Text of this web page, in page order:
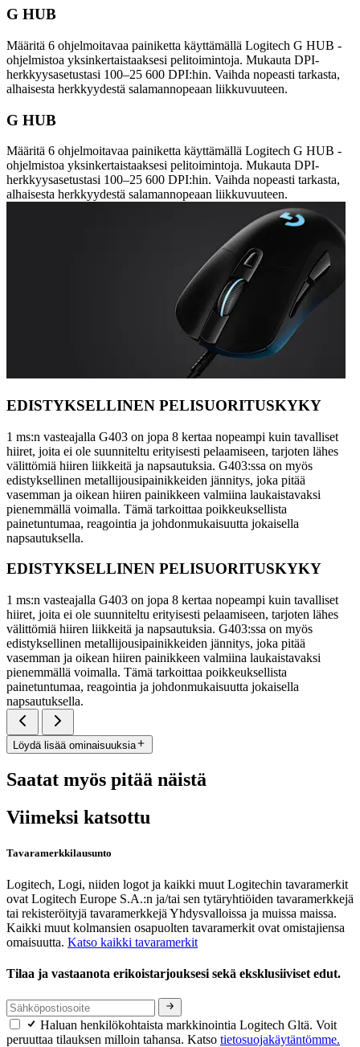
G HUB
Määritä 6 ohjelmoitavaa painiketta käyttämällä Logitech G HUB -
ohjelmistoa yksinkertaistaaksesi pelitoimintoja. Mukauta DPI-
herkkyysasetustasi 100–25 600 DPI:hin. Vaihda nopeasti tarkasta,
alhaisesta herkkyydestä salamannopeaan liikkuvuuteen.
G HUB
Määritä 6 ohjelmoitavaa painiketta käyttämällä Logitech G HUB -
ohjelmistoa yksinkertaistaaksesi pelitoimintoja. Mukauta DPI-
herkkyysasetustasi 100–25 600 DPI:hin. Vaihda nopeasti tarkasta,
alhaisesta herkkyydestä salamannopeaan liikkuvuuteen.
EDISTYKSELLINEN PELISUORITUSKYKY
1 ms:n vasteajalla G403 on jopa 8 kertaa nopeampi kuin tavalliset
hiiret, joita ei ole suunniteltu erityisesti pelaamiseen, tarjoten lähes
välittömiä hiiren liikkeitä ja napsautuksia. G403:ssa on myös
edistyksellinen metallijousipainikkeiden jännitys, joka pitää
vasemman ja oikean hiiren painikkeen valmiina laukaistavaksi
pienemmällä voimalla. Tämä tarkoittaa poikkeuksellista
painetuntumaa, reagointia ja johdonmukaisuutta jokaisella
napsautuksella.
EDISTYKSELLINEN PELISUORITUSKYKY
1 ms:n vasteajalla G403 on jopa 8 kertaa nopeampi kuin tavalliset
hiiret, joita ei ole suunniteltu erityisesti pelaamiseen, tarjoten lähes
välittömiä hiiren liikkeitä ja napsautuksia. G403:ssa on myös
edistyksellinen metallijousipainikkeiden jännitys, joka pitää
vasemman ja oikean hiiren painikkeen valmiina laukaistavaksi
pienemmällä voimalla. Tämä tarkoittaa poikkeuksellista
painetuntumaa, reagointia ja johdonmukaisuutta jokaisella
napsautuksella.
Löydä lisää ominaisuuksia
Saatat myös pitää näistä
Viimeksi katsottu
Tavaramerkkilausunto
Logitech, Logi, niiden logot ja kaikki muut Logitechin tavaramerkit
ovat Logitech Europe S.A.:n ja/tai sen tytäryhtiöiden tavaramerkkejä
tai rekisteröityjä tavaramerkkejä Yhdysvalloissa ja muissa maissa.
Kaikki muut kolmansien osapuolten tavaramerkit ovat omistajiensa
omaisuutta. Katso kaikki tavaramerkit
Tilaa ja vastaanota erikoistarjouksesi sekä eksklusiiviset edut.
Haluan henkilökohtaista markkinointia Logitech Gltä. Voit
peruuttaa tilauksen milloin tahansa. Katso tietosuojakäytäntömme.